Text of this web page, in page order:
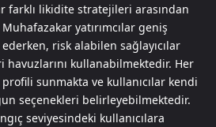
farklı likidite stratejileri arasından
yatırımcılar geniş
risk alabilen sağlayıcılar
havuzlarını kullanabilmektedir. Her
sunmakta ve kullanıcılar kendi
seçenekleri belirleyebilmektedir.
seviyesindeki kullanıcılara